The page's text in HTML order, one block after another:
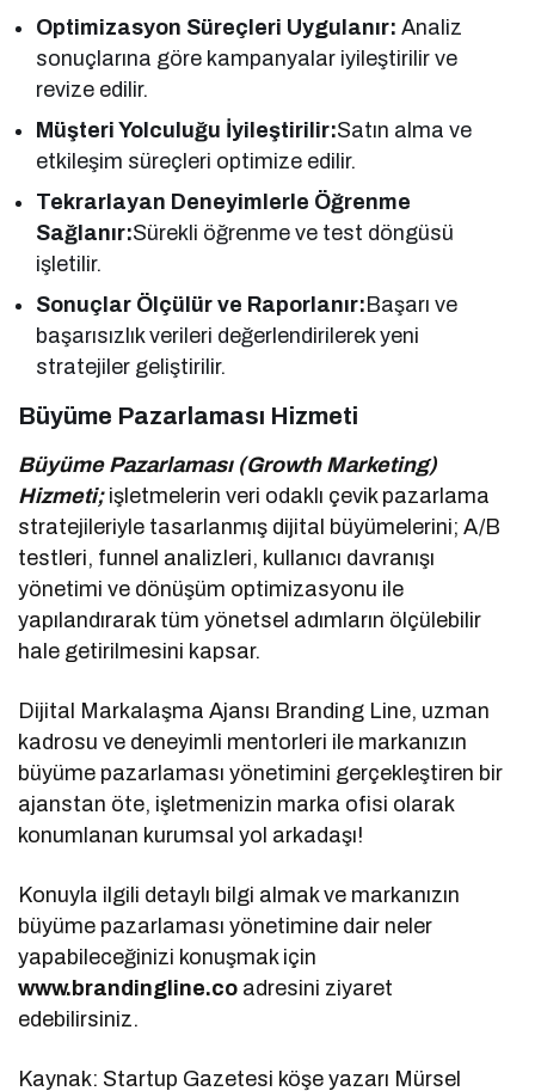
Optimizasyon Süreçleri Uygulanır:Analiz
sonuçlarına göre kampanyalar iyileştirilir ve
revize edilir.
Müşteri Yolculuğu İyileştirilir:Satın alma ve
etkileşim süreçleri optimize edilir.
Tekrarlayan Deneyimlerle Öğrenme
Sağlanır:Sürekli öğrenme ve test döngüsü
işletilir.
Sonuçlar Ölçülür ve Raporlanır:Başarı ve
başarısızlık verileri değerlendirilerek yeni
stratejiler geliştirilir.
Büyüme Pazarlaması Hizmeti
Büyüme Pazarlaması (Growth Marketing)
Hizmeti; işletmelerin veri odaklı çevik pazarlama
stratejileriyle tasarlanmış dijital büyümelerini; A/B
testleri, funnel analizleri, kullanıcı davranışı
yönetimi ve dönüşüm optimizasyonu ile
yapılandırarak tüm yönetsel adımların ölçülebilir
hale getirilmesini kapsar.
Dijital Markalaşma Ajansı Branding Line, uzman
kadrosu ve deneyimli mentorleri ile markanızın
büyüme pazarlaması yönetimini gerçekleştiren bir
ajanstan öte, işletmenizin marka ofisi olarak
konumlanan kurumsal yol arkadaşı!
Konuyla ilgili detaylı bilgi almak ve markanızın
büyüme pazarlaması yönetimine dair neler
yapabileceğinizi konuşmak için
www.brandingline.co adresini ziyaret
edebilirsiniz.
Kaynak: Startup Gazetesi köşe yazarı Mürsel